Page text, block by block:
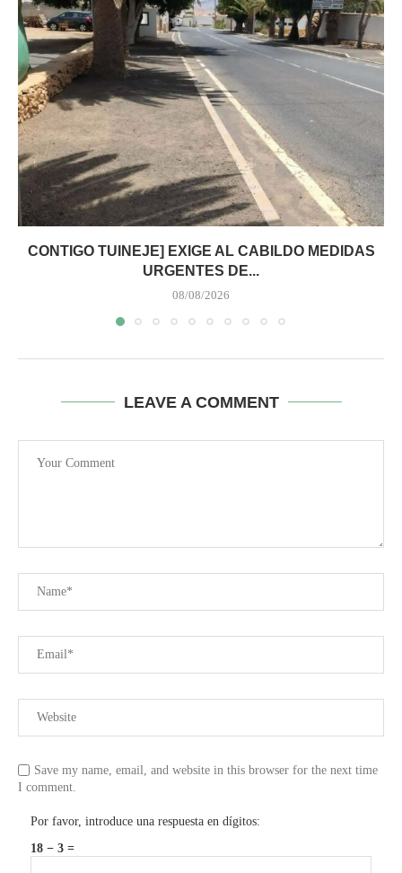
CONTIGO TUINEJE] EXIGE AL CABILDO MEDIDAS
URGENTES DE...
08/08/2026
LEAVE A COMMENT
Save my name, email, and website in this browser for the next time
I comment.
Por favor, introduce una respuesta en dígitos:
18 − 3 =